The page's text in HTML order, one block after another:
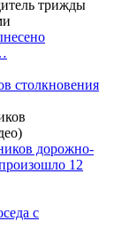
столкновения
дорожно-
12
с